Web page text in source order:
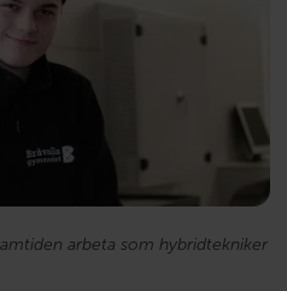
arbeta som hybridtekniker